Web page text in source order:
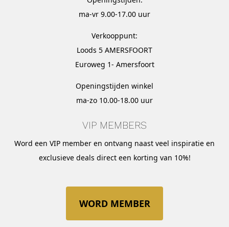
ma-vr 9.00-17.00 uur
Verkooppunt:
Loods 5 AMERSFOORT
Euroweg 1- Amersfoort
Openingstijden winkel
ma-zo 10.00-18.00 uur
VIP MEMBERS
Word een VIP member en ontvang naast veel inspiratie en
exclusieve deals direct een korting van 10%!
WORD MEMBER